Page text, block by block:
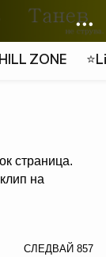
ZONE
страница.
на
СЛЕДВАЙ 857